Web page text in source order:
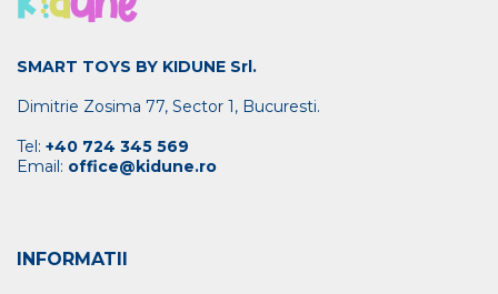
SMART TOYS BY KIDUNE Srl.
Dimitrie Zosima 77, Sector 1, Bucuresti.
Tel: +40 724 345 569
Email: office@kidune.ro
INFORMATII